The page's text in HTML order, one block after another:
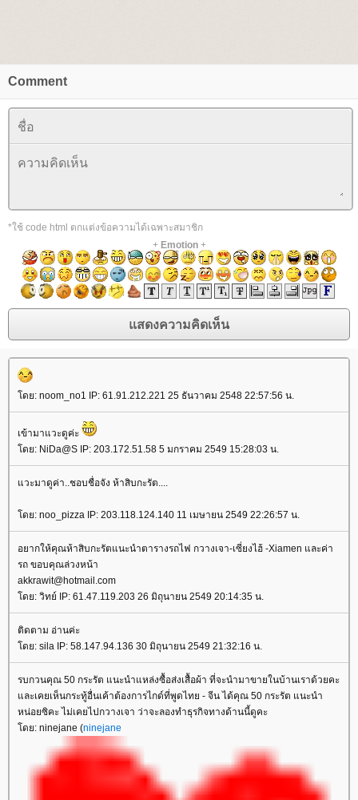
Comment
*ใช้ code html ตกแต่งข้อความได้เฉพาะสมาชิก
+ Emotion+
ดย: noom_no1 IP: 61.91.212.221 25 ธันวาคม 2548 22:57:56 น.
เข้ามาแวะดูค่ะ
ดย: NiDa@S IP: 203.172.51.58 5 มกราคม 2549 15:28:03 น.
วะมาดูค่า..ชอบชื่อจัง ห้าสิบกะรัต....
ดย: noo_pizza IP: 203.118.124.140 11 เมษายน 2549 22:26:57 น.
อยากให้คุณห้าสิบกะรัตแนะนำตารางรถไฟ กวางเจา-เซี่ยงไฮ้ -Xiamen และค่า
รถ ขอบคุณล่วงหน้า
akkrawit@hotmail.com
ดย: วิทย์ IP: 61.47.119.203 26 มิถุนายน 2549 20:14:35 น.
ติดตาม อ่านค่ะ
ดย: sila IP: 58.147.94.136 30 มิถุนายน 2549 21:32:16 น.
รบกวนคุณ 50 กระรัต แนะนำแหล่งซื้อส่งเสื้อผ้า ที่จะนำมาขายในบ้านเราด้วยคะ
ละเคยเห็นกระทู้อื่นเค้าต้องการไกด์ที่พูดไทย - จีน ได้คุณ 50 กระรัต แนะนำ
หน่อยซิคะ ไม่เคยไปกวางเจา ว่าจะลองทำธุรกิจทางด้านนี้ดูคะ
ดย: ninejane (ninejane